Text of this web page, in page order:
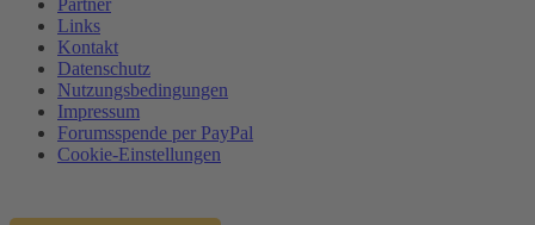
Links
Kontakt
Datenschutz
Nutzungsbedingungen
Impressum
Forumsspende per PayPal
Cookie-Einstellungen